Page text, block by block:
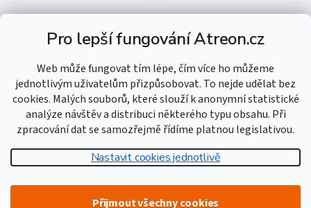
Pro lepší fungování Atreon.cz
Web může fungovat tím lépe, čím více ho můžeme
jednotlivým uživatelům přizpůsobovat. To nejde udělat bez
cookies. Malých souborů, které slouží k anonymní statistické
analýze návštěv a distribuci některého typu obsahu. Při
zpracování dat se samozřejmě řídíme platnou legislativou.
Nastavit cookies jednotlivě
Přijmout všechny cookies
Vytvořil Shoptet